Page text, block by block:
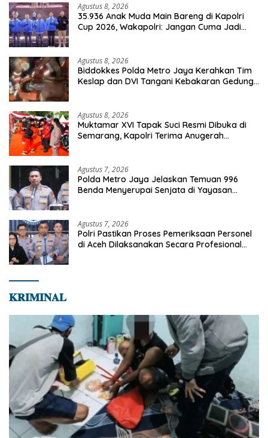
Agustus 8, 2026
35.936 Anak Muda Main Bareng di Kapolri
Cup 2026, Wakapolri: Jangan Cuma Jadi
Agustus 8, 2026
Biddokkes Polda Metro Jaya Kerahkan Tim
Keslap dan DVI Tangani Kebakaran Gedung
Agustus 8, 2026
Muktamar XVI Tapak Suci Resmi Dibuka di
Semarang, Kapolri Terima Anugerah
Agustus 7, 2026
Polda Metro Jaya Jelaskan Temuan 996
Benda Menyerupai Senjata di Yayasan
Agustus 7, 2026
Polri Pastikan Proses Pemeriksaan Personel
di Aceh Dilaksanakan Secara Profesional
𝐊𝐑𝐈𝐌𝐈𝐍𝐀𝐋